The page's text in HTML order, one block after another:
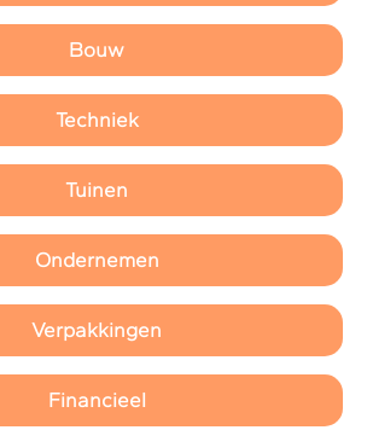
Bouw
Techniek
Tuinen
Ondernemen
Verpakkingen
Financieel